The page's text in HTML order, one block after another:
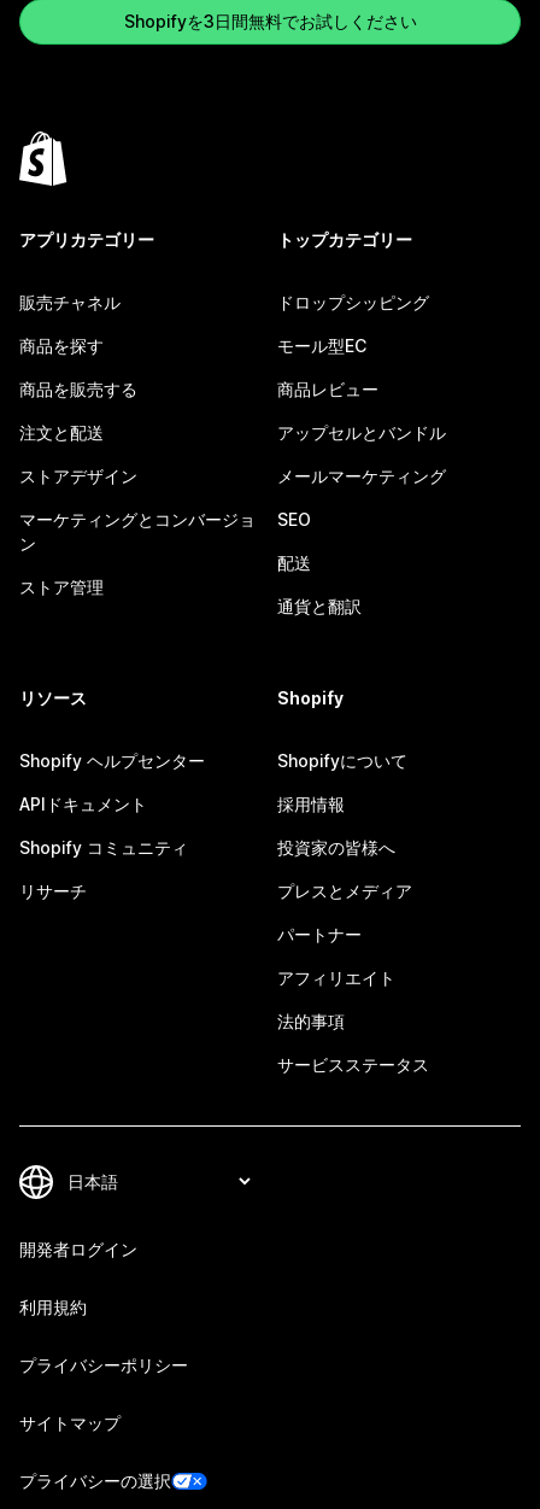
Shopifyを3日間無料でお試しください
アプリカテゴリー
販売チャネル
商品を探す
商品を販売する
注文と配送
ストアデザイン
マーケティングとコンバージョ
ン
ストア管理
トップカテゴリー
ドロップシッピング
モール型EC
商品レビュー
アップセルとバンドル
メールマーケティング
SEO
配送
通貨と翻訳
リソース
Shopify ヘルプセンター
APIドキュメント
Shopify コミュニティ
リサーチ
Shopify
Shopifyについて
採用情報
投資家の皆様へ
プレスとメディア
パートナー
アフィリエイト
法的事項
サービスステータス
開発者ログイン
利用規約
プライバシーポリシー
サイトマップ
プライバシーの選択